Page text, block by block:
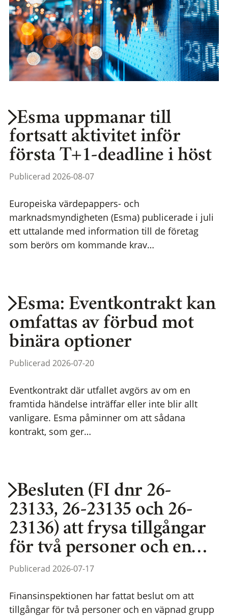
Esma uppmanar till
fortsatt aktivitet inför
första T+1-deadline i höst
Publicerad 2026-08-07
Europeiska värdepappers- och
marknadsmyndigheten (Esma) publicerade i juli
ett uttalande med information till de företag
som berörs om kommande krav…
Esma: Eventkontrakt kan
omfattas av förbud mot
binära optioner
Publicerad 2026-07-20
Eventkontrakt där utfallet avgörs av om en
framtida händelse inträffar eller inte blir allt
vanligare. Esma påminner om att sådana
kontrakt, som ger…
Besluten (FI dnr 26-
23133, 26-23135 och 26-
23136) att frysa tillgångar
för två personer och en…
Publicerad 2026-07-17
Finansinspektionen har fattat beslut om att
tillgångar för två personer och en väpnad grupp